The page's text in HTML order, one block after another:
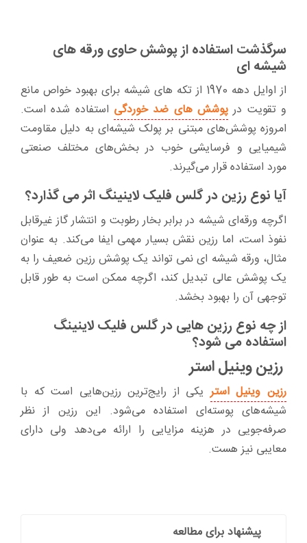
سرگذشت استفاده از پوشش حاوی ورقه های
شیشه ای
از اوایل دهه 1970 از تکه های شیشه برای بهبود خواص مانع
و تقویت در پوشش های ضد خوردگی استفاده شده است.
امروزه پوشش‌های مبتنی بر پولک شیشه‌ای به دلیل مقاومت
شیمیایی و فرسایشی خوب در بخش‌های مختلف صنعتی
مورد استفاده قرار می‌گیرند.
آیا نوع رزین در گلس فلیک لاینینگ اثر می گذارد؟
اگرچه ورقه‌ای شیشه در برابر بخار رطوبت و انتشار گاز غیرقابل
نفوذ است، اما رزین نقش بسیار مهمی ایفا می‌کند. به عنوان
مثال، ورقه شیشه ای نمی تواند یک پوشش رزین ضعیف را به
یک پوشش عالی تبدیل کند، اگرچه ممکن است به طور قابل
توجهی آن را بهبود بخشد.
از چه نوع رزین هایی در گلس فلیک لاینینگ
استفاده می شود؟
رزین وینیل استر
رزین وینیل استریکی از رایج‌ترین رزین‌هایی است که با
شیشه‌های پوسته‌ای استفاده می‌شود. این رزین از نظر
صرفه‌جویی در هزینه مزایایی را ارائه می‌دهد ولی دارای
معایبی نیز هست.
پیشنهاد برای مطالعه